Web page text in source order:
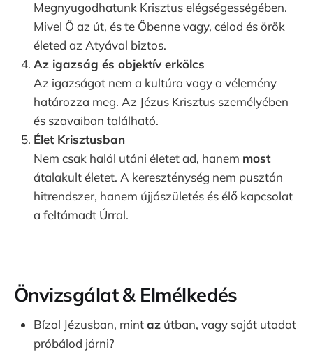
Megnyugodhatunk Krisztus elégségességében.
Mivel Ő az út, és te Őbenne vagy, célod és örök
életed az Atyával biztos.
Az igazság és objektív erkölcs
Az igazságot nem a kultúra vagy a vélemény
határozza meg. Az Jézus Krisztus személyében
és szavaiban található.
Élet Krisztusban
Nem csak halál utáni életet ad, hanem most
átalakult életet. A kereszténység nem pusztán
hitrendszer, hanem újjászületés és élő kapcsolat
a feltámadt Úrral.
Önvizsgálat & Elmélkedés
Bízol Jézusban, mintaz útban, vagy saját utadat
próbálod járni?